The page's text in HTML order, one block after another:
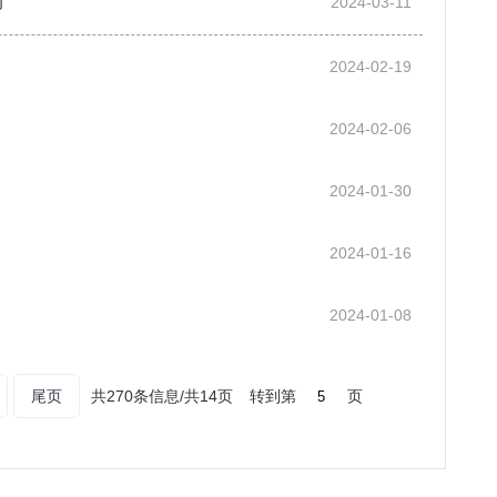
2024-02-19
2024-02-06
2024-01-30
2024-01-16
2024-01-08
尾页 共270条信息/共14页 转到第 页